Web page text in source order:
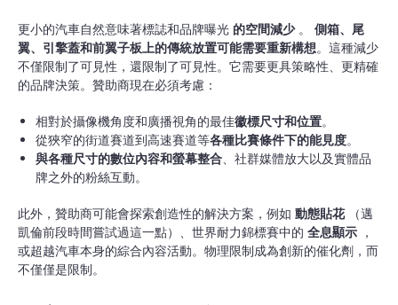
更小的汽車自然意味著標誌和品牌曝光 的空間減少。 側箱、尾
翼、引擎蓋和前翼子板上的傳統放置可能需要重新構想。這種減少
不僅限制了可見性，還限制了可見性。它需要更具策略性、更精確
的品牌決策。贊助商現在必須考慮：
相對於攝像機角度和廣播視角的最佳徽標尺寸和位置。
從狹窄的街道賽道到高速賽道等各種比賽條件下的能見度。
與各種尺寸的數位內容和螢幕整合 、社群媒體放大以及實體品
牌之外的粉絲互動。
此外，贊助商可能會探索創造性的解決方案，例如 動態貼花
（邁
凱倫前段時間嘗試過這一點）、世界耐力錦標賽中的 全息顯示 ，
或超越汽車本身的綜合內容活動。物理限制成為創新的催化劑，而
不僅僅是限制。